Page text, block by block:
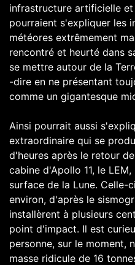
infrastructure artificielle
pourraient s'expliquer les
météores extrêmement
rencontré et heurté dans
se mettre autour de la
-dire en ne présentant
comme un gigantesque
Ainsi pourrait aussi
extraordinaire qui se
d'heures après le retour
cabine d'Apollo 11, le
surface de la Lune. Celle-
environ, d'après le
installèrent à plusieurs
point d'impact. Il est
personne, sur le moment,
masse ridicule de 16